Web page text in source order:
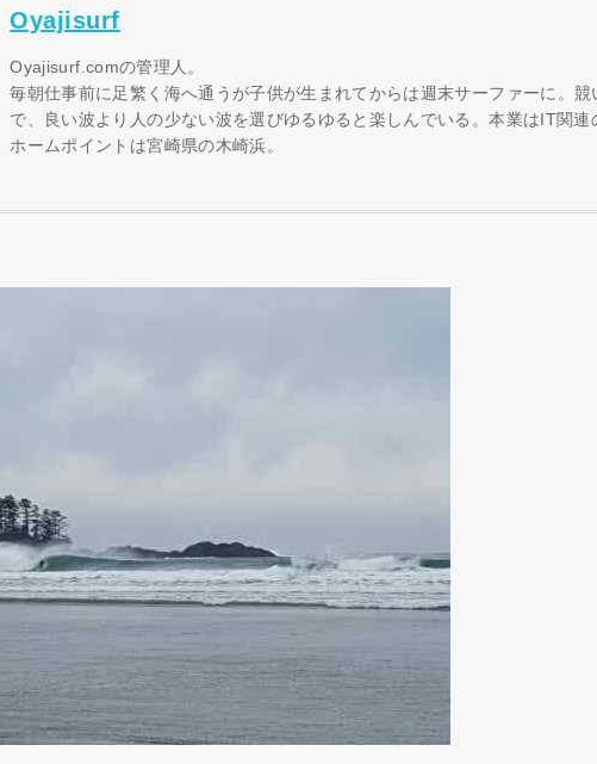
Oyajisurf
Oyajisurf.comの管理人。
毎朝仕事前に足繁く海へ通うが子供が生まれてからは週末サーファーに。競
で、良い波より人の少ない波を選びゆるゆると楽しんでいる。本業はIT関連
ホームポイントは宮崎県の木崎浜。